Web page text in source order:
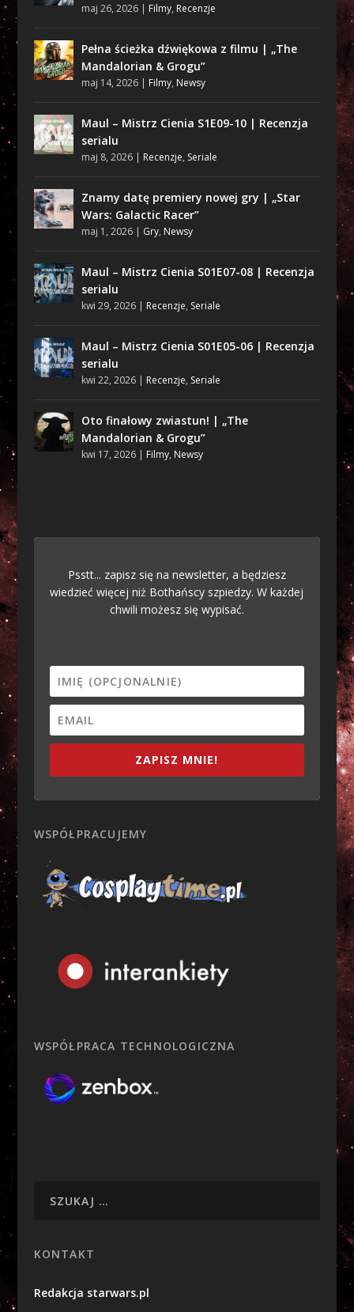
maj 26, 2026| Filmy, Recenzje
Pełna ścieżka dźwiękowa z filmu | „The
Mandalorian & Grogu”
maj 14, 2026| Filmy, Newsy
Maul – Mistrz Cienia S1E09-10 | Recenzja
serialu
maj 8, 2026| Recenzje, Seriale
Znamy datę premiery nowej gry | „Star
Wars: Galactic Racer”
maj 1, 2026| Gry, Newsy
Maul – Mistrz Cienia S01E07-08 | Recenzja
serialu
kwi 29, 2026| Recenzje, Seriale
Maul – Mistrz Cienia S01E05-06 | Recenzja
serialu
kwi 22, 2026| Recenzje, Seriale
Oto finałowy zwiastun! | „The
Mandalorian & Grogu”
kwi 17, 2026| Filmy, Newsy
Psstt... zapisz się na newsletter, a będziesz
wiedzieć więcej niż Bothańscy szpiedzy. W każdej
chwili możesz się wypisać.
ZAPISZ MNIE!
WSPÓŁPRACUJEMY
WSPÓŁPRACA TECHNOLOGICZNA
KONTAKT
Redakcja starwars.pl